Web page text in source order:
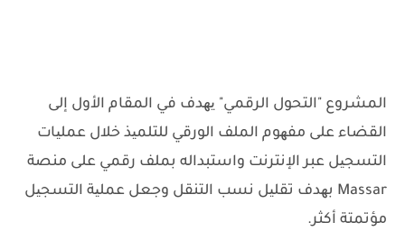
المشروع "التحول الرقمي" یھدف في المقام الأول إلى
القضاء على مفھوم الملف الورقي للتلمیذ خلال عملیات
التسجیل عبر الإنترنت واستبداله بملف رقمي على منصة
Massar بھدف تقلیل نسب التنقل وجعل عملیة التسجیل
مؤتمتة أكثر.